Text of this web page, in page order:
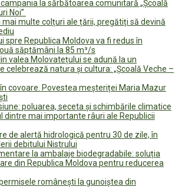
la sărbătoarea comunitară „Școală
Noi”
mai multe colțuri ale țării, pregătiți să devină
spre Republica Moldova va fi redus în
săptămâni la 85 m³/s
valea Molovatețului se adună la un
celebrează natura și cultura: „Școală Veche –
covoare. Povestea meșteriței Maria Mazur
poluarea, seceta și schimbările climatice
dintre mai importante râuri ale Republicii
de alertă hidrologică pentru 30 de zile, în
debitului Nistrului
la ambalaje biodegradabile: soluția
din Republica Moldova pentru reducerea
românești la gunoiștea din